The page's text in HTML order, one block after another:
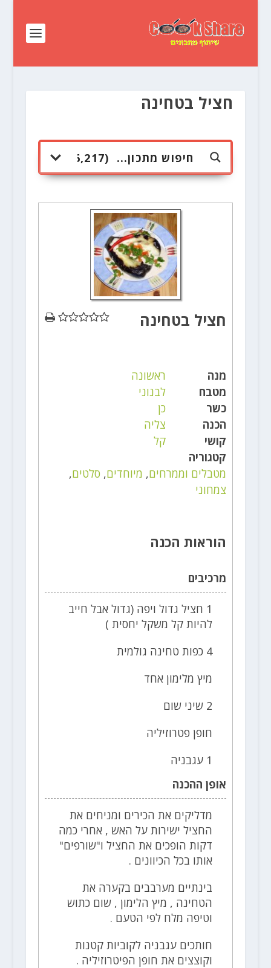
חציל בטחינה
חציל בטחינה
מנה
ראשונה
מטבח
לבנוני
כשר
כן
הכנה
צליה
קושי
קל
קטגוריה
מטבלים וממרחים, מיוחדים, סלטים,
צמחוני
הוראות הכנה
מרכיבים
1 חציל גדול ויפה (גדול אבל חייב
להיות קל משקל יחסית )
4 כפות טחינה גולמית
מיץ מלימון אחד
2 שיני שום
חופן פטרוזיליה
1 עגבניה
אופן ההכנה
מדליקים את הכירים ומניחים את
החציל ישירות על האש , אחרי כמה
דקות הופכים את החציל ו"שורפים"
אותו בכל הכיוונים .
בינתיים מערבבים בקערה את
הטחינה , מיץ הלימון , שום כתוש
וטיפה מלח לפי הטעם .
חותכים עגבניה לקוביות קטנות
וקוצצים את חופן הפיטרוזיליה .